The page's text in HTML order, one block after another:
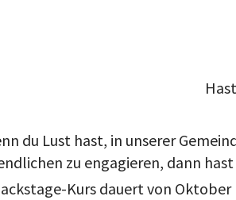
du Lust hast, in unserer
zu engagieren, dann
Kurs dauert von